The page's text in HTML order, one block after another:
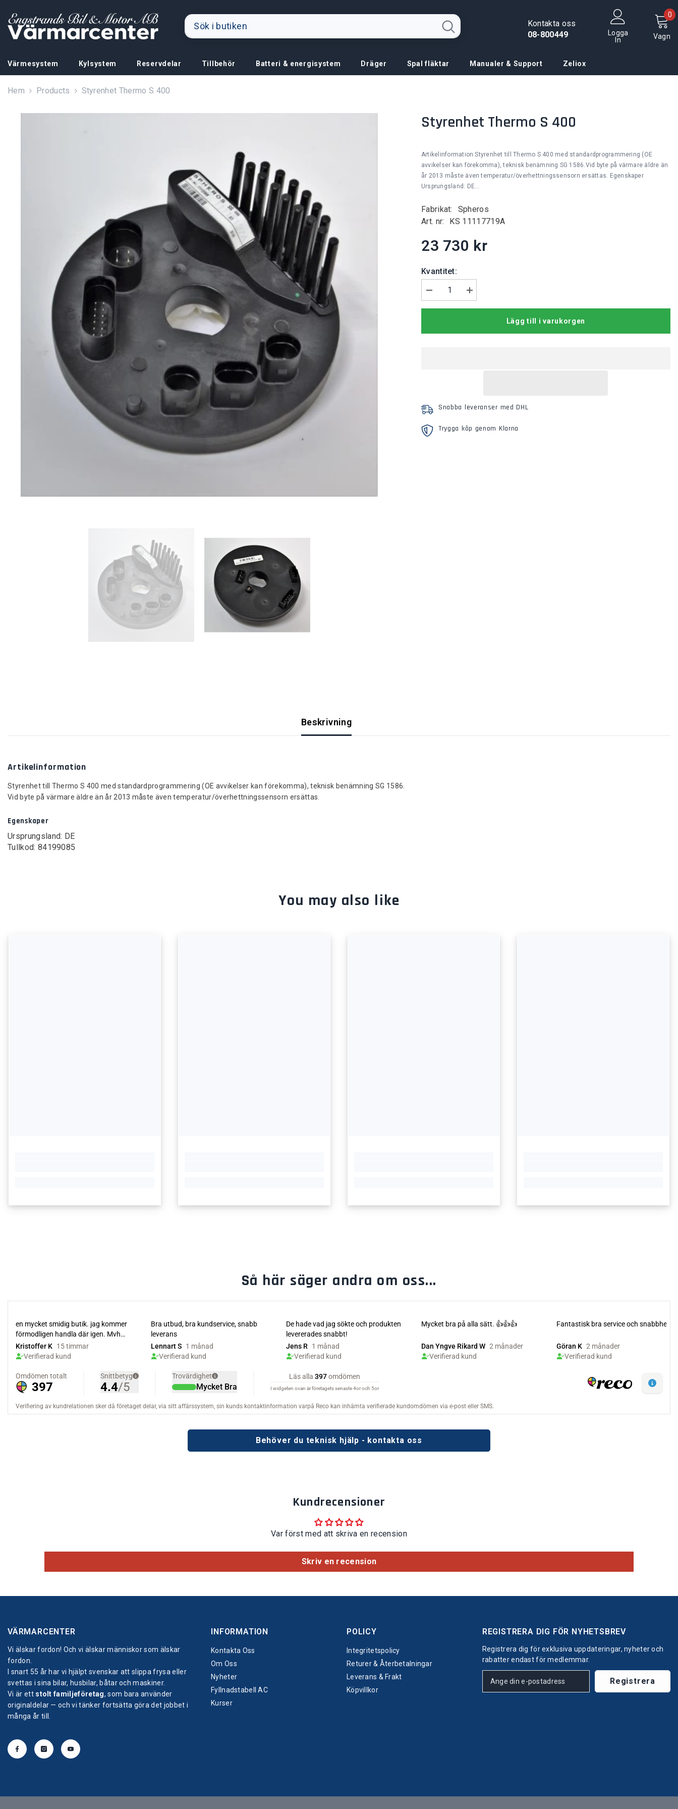
Kontakta oss
08-800449
Logga
In
Vagn
00
Värmesystem Kylsystem Reservdelar Tillbehör Batteri & energisystem Dräger Spal fläktar Manualer & Support Zeliox
Hem Products Styrenhet Thermo S 400
Styrenhet Thermo S 400
Artikelinformation Styrenhet till Thermo S 400 med standardprogrammering (OE
avvikelser kan förekomma), teknisk benämning SG 1586.Vid byte på värmare äldre än
år 2013 måste även temperatur/överhettningssensorn ersättas. Egenskaper
Ursprungsland: DE...
Fabrikat:
Spheros
Art. nr:
KS 11117719A
23 730 kr
Kvantitet:
Minska
mängden
Öka
kvantiteten
Lägg till i varukorgen
Snabba leveranser med DHL
Trygga köp genom Klarna
Beskrivning
Artikelinformation
Styrenhet till Thermo S 400 med standardprogrammering (OE avvikelser kan förekomma), teknisk benämning SG 1586.
Vid byte på värmare äldre än år 2013 måste även temperatur/överhettningssensorn ersättas.
Egenskaper
Ursprungsland: DE
Tullkod: 84199085
You may also like
Så här säger andra om oss...
Behöver du teknisk hjälp - kontakta oss
Kundrecensioner
Var först med att skriva en recension
Skriv en recension
VÄRMARCENTER
Vi älskar fordon! Och vi älskar människor som älskar
fordon.
I snart 55 år har vi hjälpt svenskar att slippa frysa eller
svettas i sina bilar, husbilar, båtar och maskiner.
Vi är ett stolt familjeföretag, som bara använder
originaldelar — och vi tänker fortsätta göra det jobbet i
många år till.
INFORMATION
Kontakta Oss
Om Oss
Nyheter
Fyllnadstabell AC
Kurser
POLICY
Integritetspolicy
Returer & Återbetalningar
Leverans & Frakt
Köpvillkor
REGISTRERA DIG FÖR NYHETSBREV
Registrera dig för exklusiva uppdateringar, nyheter och
rabatter endast för medlemmar.
Registrera